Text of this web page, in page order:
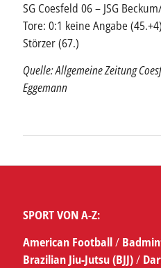
SG Coesfeld 06 – JSG
Tore: 0:1 keine Angabe
Störzer (67.)
Quelle: Allgemeine Zeitung
Eggemann
SPORT VON A-Z:
American Football/
Brazilian Jiu-Jutsu (BJJ)/